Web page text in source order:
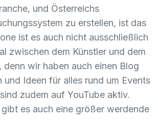
und Österreichs
zu erstellen, ist das
ist es auch nicht ausschließlich
zwischen dem Künstler und dem
denn wir haben auch einen Blog
und Ideen für alles rund um Events
zudem auf YouTube aktiv.
gibt es auch eine größer werdende